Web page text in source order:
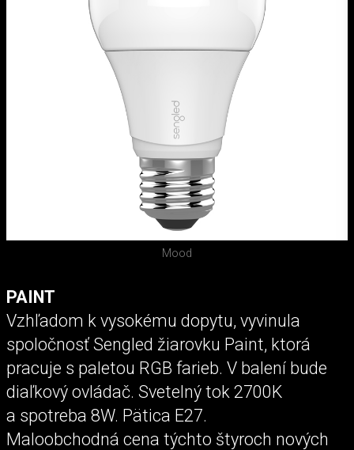
Mood
PAINT
Vzhľadom k vysokému dopytu, vyvinula
spoločnosť Sengled žiarovku Paint, ktorá
pracuje s paletou RGB farieb. V balení bude
diaľkový ovládač. Svetelný tok 2700K
a spotreba 8W. Pätica E27.
Maloobchodná cena týchto štyroch nových